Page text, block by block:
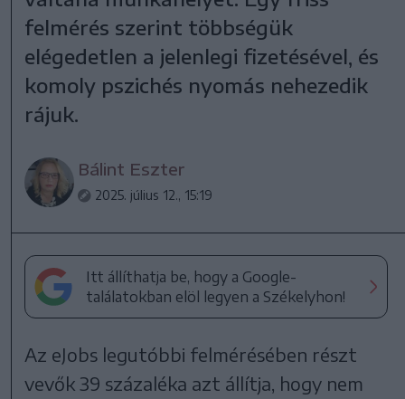
felmérés szerint többségük
elégedetlen a jelenlegi fizetésével, és
komoly pszichés nyomás nehezedik
rájuk.
Bálint Eszter
2025. július 12., 15:19
Itt állíthatja be, hogy a Google-
találatokban elöl legyen a Székelyhon!
Az eJobs legutóbbi felmérésében részt
vevők 39 százaléka azt állítja, hogy nem